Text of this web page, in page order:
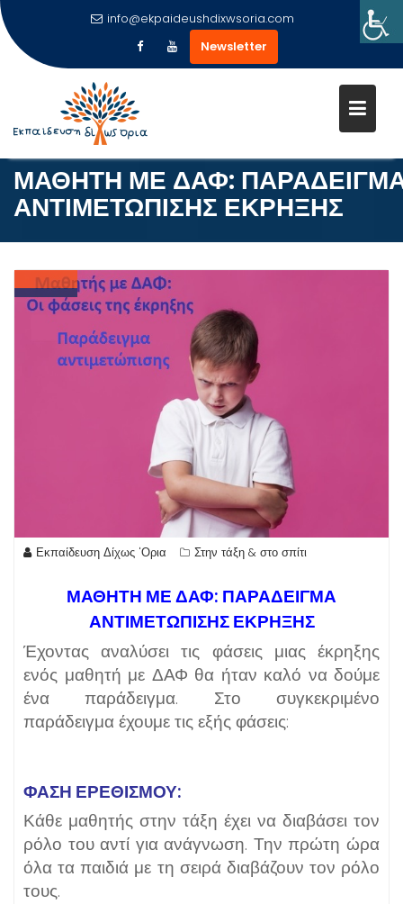
info@ekpaideushdixwsoria.com
Newsletter
ΜΑΘΗΤΗ ΜΕ ΔΑΦ:
ΑΝΤΙΜΕΤΩΠΙΣΗΣ ΕΚΡΗΞΗΣ
Εκπαίδευση Δίχως 'Ορια Στην τάξη & στο σπίτι
ΜΑΘΗΤΗ ΜΕ ΔΑΦ: ΠΑΡΑΔΕΙΓΜΑ
ΑΝΤΙΜΕΤΩΠΙΣΗΣ ΕΚΡΗΞΗΣ
Έχοντας αναλύσει τις φάσεις μιας έκρηξης
ενός μαθητή με ΔΑΦ θα ήταν καλό να δούμε
ένα παράδειγμα. Στο συγκεκριμένο
παράδειγμα έχουμε τις εξής φάσεις:
ΦΑΣΗ ΕΡΕΘΙΣΜΟΥ:
Κάθε μαθητής στην τάξη έχει να διαβάσει τον
ρόλο του αντί για ανάγνωση. Την πρώτη ώρα
όλα τα παιδιά με τη σειρά διαβάζουν τον ρόλο
τους.